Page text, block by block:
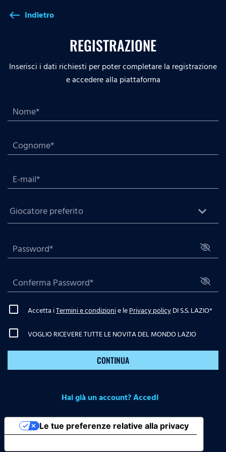
west Indietro
REGISTRAZIONE
Inserisci i dati richiesti per poter completare la registrazione
e accedere alla piattaforma
Accetta iTermini e condizionie lePrivacy policyDI S.S. LAZIO*
VOGLIO RICEVERE TUTTE LE NOVITA DEL MONDO LAZIO
CONTINUA
Hai già un account? Accedi
Le tue preferenze relative alla privacy